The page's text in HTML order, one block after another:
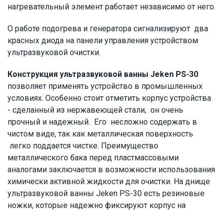
нагревательный элемент работает независимо от него.
О работе подогрева и генератора сигнализируют два
красных диода на панели управления устройством
ультразвуковой очистки.
Конструкция ультразвуковой ванны Jeken PS-30
позволяет применять устройство в промышленных
условиях. Особенно стоит отметить корпус устройства
- сделанный из нержавеющей стали, он очень
прочный и надежный. Его несложно содержать в
чистом виде, так как металлическая поверхность
легко поддается чистке. Преимущество
металлического бака перед пластмассовыми
аналогами заключается в возможности использования
химически активной жидкости для очистки. На днище
ультразвуковой ванны Jeken PS-30 есть резиновые
ножки, которые надежно фиксируют корпус на